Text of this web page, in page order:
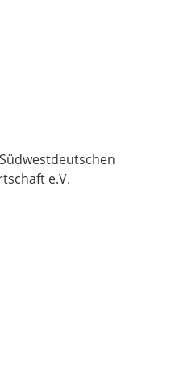
e.V.